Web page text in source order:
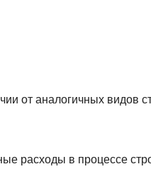
от аналогичных видов
расходы в процессе